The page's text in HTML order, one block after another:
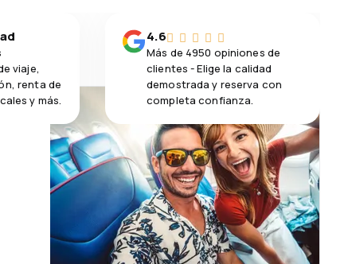
viaje,
renta de
y más.
4.6
Más de 4950 opiniones de
clientes - Elige la calidad
demostrada y reserva con
completa confianza.